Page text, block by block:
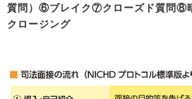
質問）⑥ブレイク⑦クローズド質問⑧
クロージング